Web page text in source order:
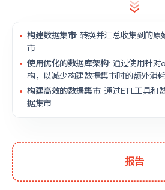
构建数据集市: 转换并汇总收集到的原
市
使用优化的数据库架构: 通过使用针对
构，以减少构建数据集市时的额外消耗
构建高效的数据集市: 通过ETL工具和
据集市
报告